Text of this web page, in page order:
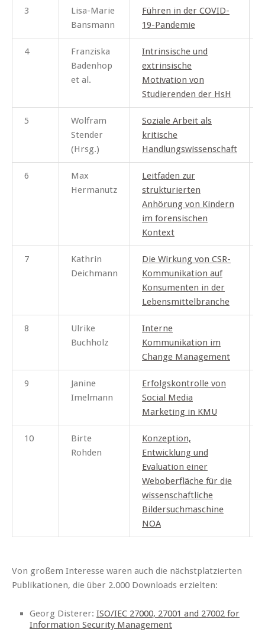
3
Lisa-Marie
Bansmann
Führen in der COVID-
19-Pandemie
4
Franziska
Badenhop
et al.
Intrinsische und
extrinsische
Motivation von
Studierenden der HsH
5
Wolfram
Stender
(Hrsg.)
Soziale Arbeit als
kritische
Handlungswissenschaft
6
Max
Hermanutz
Leitfaden zur
strukturierten
Anhörung von Kindern
im forensischen
Kontext
7
Kathrin
Deichmann
Die Wirkung von CSR-
Kommunikation auf
Konsumenten in der
Lebensmittelbranche
8
Ulrike
Buchholz
Interne
Kommunikation im
Change Management
9
Janine
Imelmann
Erfolgskontrolle von
Social Media
Marketing in KMU
10
Birte
Rohden
Konzeption,
Entwicklung und
Evaluation einer
Weboberfläche für die
wissenschaftliche
Bildersuchmaschine
NOA
Von großem Interesse waren auch die nächstplatzierten
Publikationen, die über 2.000 Downloads erzielten:
Georg Disterer: ISO/IEC 27000, 27001 and 27002 for
Information Security Management